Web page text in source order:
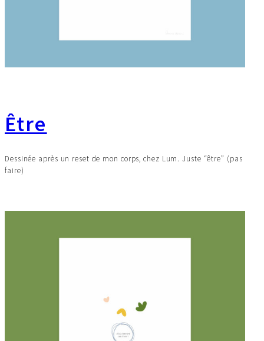
Être
Dessinée après un reset de mon corps, chez Lum. Juste “être” (pas
faire)